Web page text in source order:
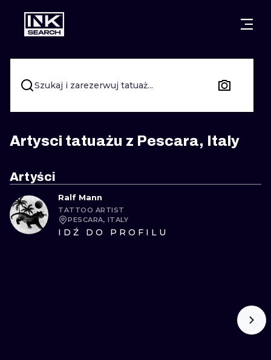
MIASTA GDAŃSK
WARSZAWA POZNAŃ
KRAKÓW KATOWICE
WROCŁAW ŁÓDŹ
PRAGA
STYLE
KALIGRAFIA
NEW
Szukaj i zarezerwuj tatuaż...
Artysci tatuażu z Pescara, Italy
Artyści
Ralf Mann
TATTOO ARTIST
PESCARA, ITALY
IDŹ DO PROFILU